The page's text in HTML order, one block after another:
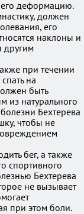
его деформацию.
должен
его
наклоны и
другим
при течении
на
быть
из натурального
Бехтерева
чтобы не
бег, а также
спортивного
Бехтерева
не вызывает
при этом боли.